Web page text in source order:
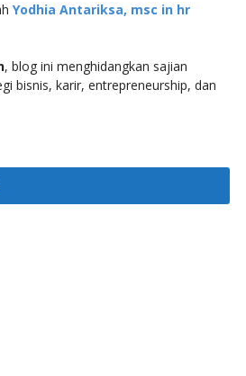
Yodhia Antariksa, msc in hr
, blog ini menghidangkan sajian
bisnis, karir, entrepreneurship, dan